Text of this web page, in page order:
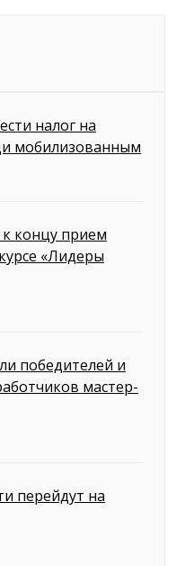
налог на
мобилизованным
концу прием
«Лидеры
победителей и
мастер-
перейдут на